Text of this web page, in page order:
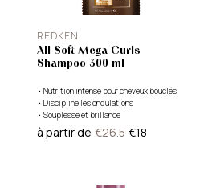
REDKEN
All Soft Mega Curls
Shampoo 300 ml
• Nutrition intense pour cheveux bouclés
• Discipline les ondulations
• Souplesse et brillance
à partir de €26.5 €18